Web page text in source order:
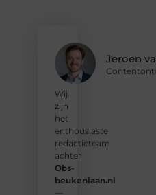
Jeroen
Wij
zijn
het
enthousiaste
redactieteam
achter
Obs-
beukenlaan.nl
—